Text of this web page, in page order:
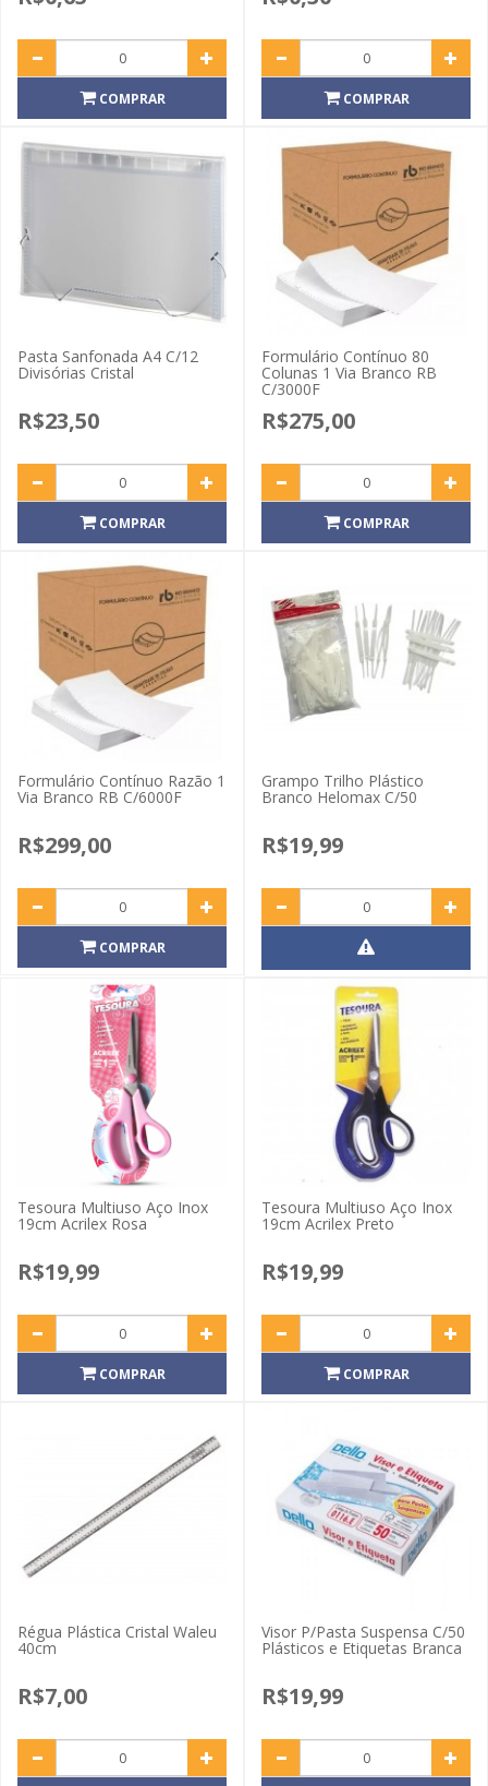
COMPRAR COMPRAR
Pasta Sanfonada A4 C/12
Divisórias Cristal
R$23,50
COMPRAR
Formulário Contínuo 80
Colunas 1 Via Branco RB
C/3000F
R$275,00
COMPRAR
Formulário Contínuo Razão 1
Via Branco RB C/6000F
R$299,00
COMPRAR
Grampo Trilho Plástico
Branco Helomax C/50
R$19,99
Tesoura Multiuso Aço Inox
19cm Acrilex Rosa
R$19,99
COMPRAR
Tesoura Multiuso Aço Inox
19cm Acrilex Preto
R$19,99
COMPRAR
Régua Plástica Cristal Waleu
40cm
R$7,00
Visor P/Pasta Suspensa C/50
Plásticos e Etiquetas Branca
R$19,99